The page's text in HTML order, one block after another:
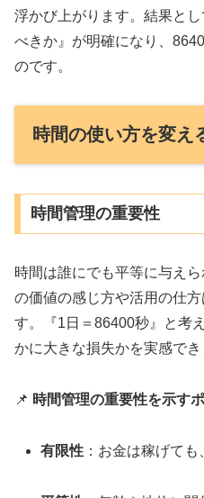
浮かび上がります。結果と
べきか』が明確になり、
のです。
時間の使い方を変え
時間管理の重要性
時間は誰にでも平等に与え
の価値の感じ方や活用の仕
す。『1日＝86400秒』と考
かに大きな損失かを実感でき
📌 時間管理の重要性を示す
有限性 ：お金は稼げても